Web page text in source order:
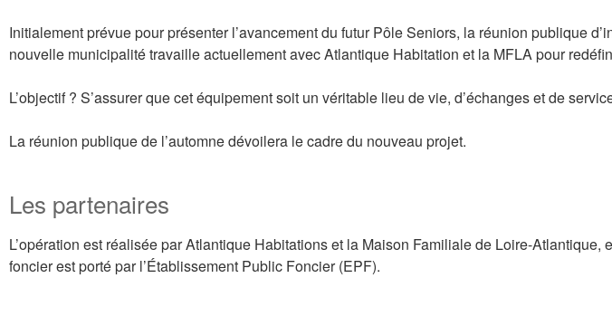
Initialement prévue pour présenter l’avancement du futur Pôle Seniors, la réunion publique
nouvelle municipalité travaille actuellement avec Atlantique Habitation et la MFLA pour
L’objectif ? S’assurer que cet équipement soit un véritable lieu de vie, d’échanges et de
La réunion publique de l’automne dévoilera le cadre du nouveau projet.
Les partenaires
L’opération est réalisée par Atlantique Habitations et la Maison Familiale de Loire-
foncier est porté par l’Établissement Public Foncier (EPF).